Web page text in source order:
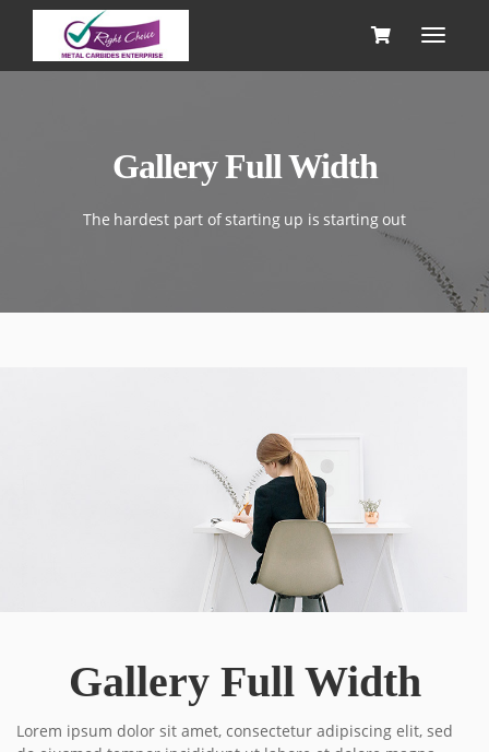
Gallery Full Width
The hardest part of starting up is starting out
Gallery Full Width
Lorem ipsum dolor sit amet, consectetur adipiscing elit, sed